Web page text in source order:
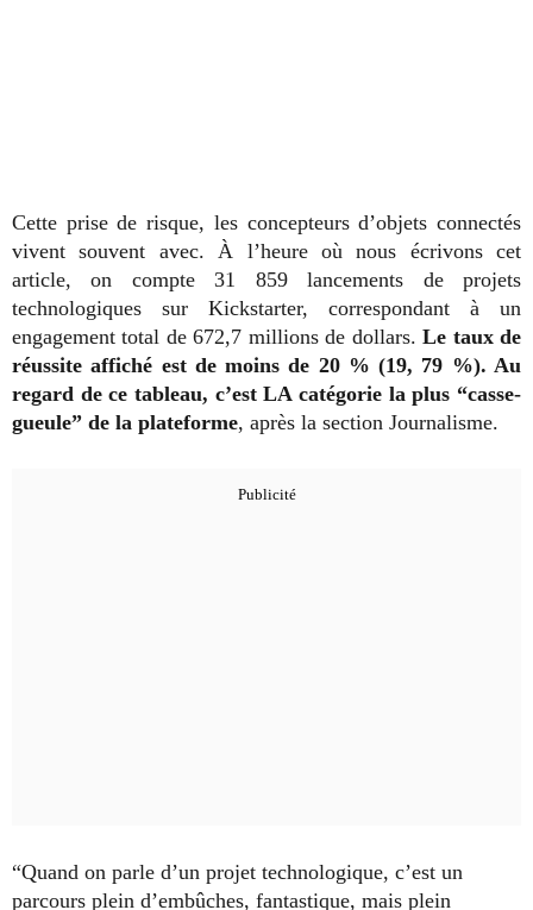
Cette prise de risque, les concepteurs d’objets connectés
vivent souvent avec. À l’heure où nous écrivons cet
article, on compte 31 859 lancements de projets
technologiques sur Kickstarter, correspondant à un
engagement total de 672,7 millions de dollars. Le taux de
réussite affiché est de moins de 20 % (19, 79 %). Au
regard de ce tableau, c’est LA catégorie la plus “casse-
gueule” de la plateforme, après la section Journalisme.
“Quand on parle d’un projet technologique, c’est un
parcours plein d’embûches, fantastique, mais plein